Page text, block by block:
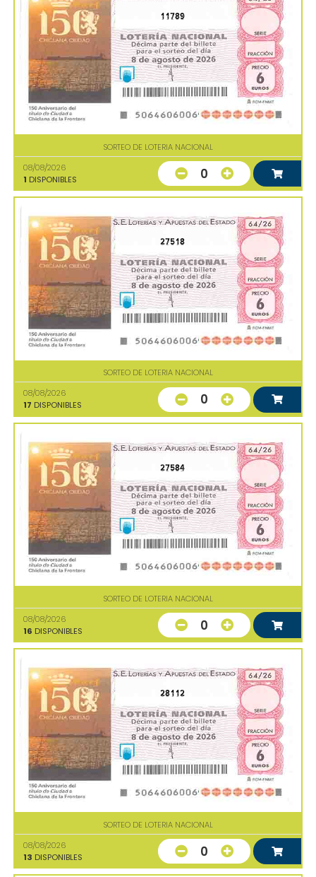
11789
SORTEO DE LOTERIA NACIONAL
08/08/2026
1 DISPONIBLES 0
27518
SORTEO DE LOTERIA NACIONAL
08/08/2026
17 DISPONIBLES 0
27584
SORTEO DE LOTERIA NACIONAL
08/08/2026
16 DISPONIBLES 0
28112
SORTEO DE LOTERIA NACIONAL
08/08/2026
13 DISPONIBLES 0